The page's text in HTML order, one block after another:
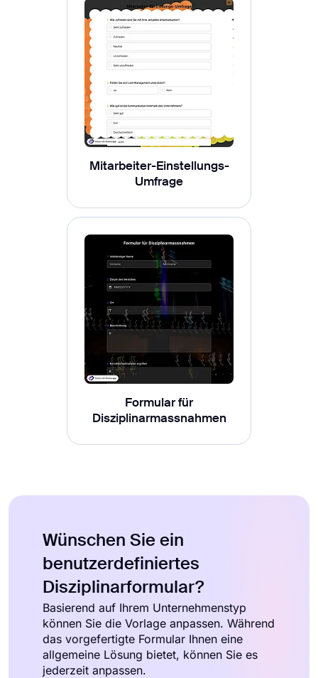
Mitarbeiter-Einstellungs-
Umfrage
Formular für
Disziplinarmassnahmen
Wünschen Sie ein
benutzerdefiniertes
Disziplinarformular?
Basierend auf Ihrem Unternehmenstyp
können Sie die Vorlage anpassen. Während
das vorgefertigte Formular Ihnen eine
allgemeine Lösung bietet, können Sie es
jederzeit anpassen.